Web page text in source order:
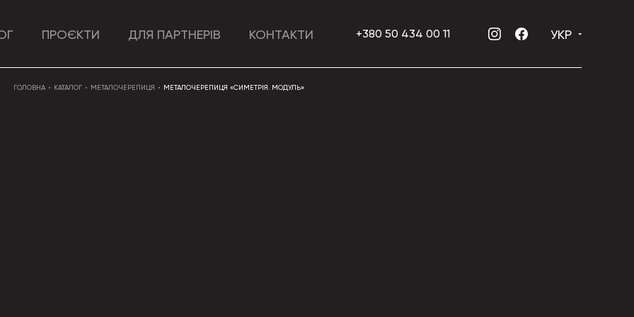
ПРОЄКТИ ДЛЯ ПАРТНЕРІВ КОНТАКТИ +380 50 434 00 11 INSTAGRAM
FACEBOOK
УКР
ГОЛОВНА КАТАЛОГ МЕТАЛОЧЕРЕПИЦЯ МЕТАЛОЧЕРЕПИЦЯ «СИМЕТРІЯ. МОДУЛЬ»